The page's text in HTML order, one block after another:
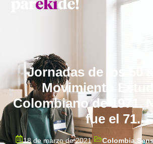
Jornadas de los 50
Movimiento
Colombiano de 1971.
fue el 71.
18 de marzo de 2021 Colombia,